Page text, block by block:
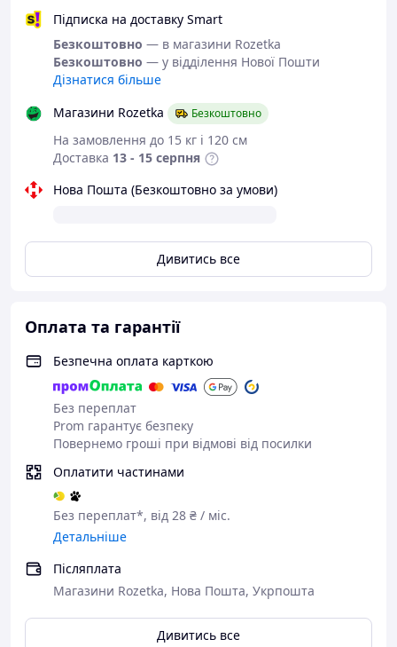
Підписка на доставку Smart
Безкоштовно — в магазини Rozetka
Безкоштовно — у відділення Нової Пошти
Дізнатися більше
Магазини Rozetka
Безкоштовно
На замовлення до 15 кг і 120 см
Доставка 13 - 15 серпня
Нова Пошта (Безкоштовно за умови)
Дивитись все
Оплата та гарантії
Безпечна оплата карткою
Без переплат
Prom гарантує безпеку
Повернемо гроші при відмові від посилки
Оплатити частинами
Без переплат*, від 28 ₴ / міс.
Детальніше
Післяплата
Магазини Rozetka, Нова Пошта, Укрпошта
Дивитись все